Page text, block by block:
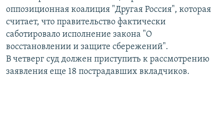
Все сайты РСЕ/РС
оппозиционная коалиция "Другая Россия", которая
считает, что правительство фактически
саботировало исполнение закона "О
восстановлении и защите сбережений".
В четверг суд должен приступить к рассмотрению
заявления еще 18 пострадавших вкладчиков.